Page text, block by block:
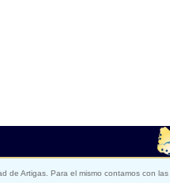
de Artigas. Para el mismo contamos con